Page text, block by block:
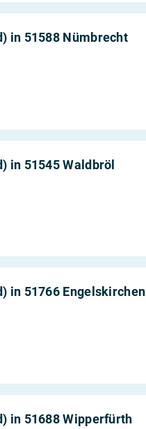
in 51588 Nümbrecht
51545 Waldbröl
in 51766 Engelskirchen
in 51688 Wipperfürth